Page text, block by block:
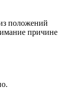
положений
причине